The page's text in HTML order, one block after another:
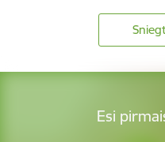
Esi